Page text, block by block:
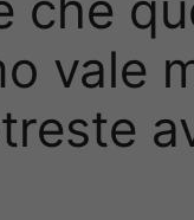
vale